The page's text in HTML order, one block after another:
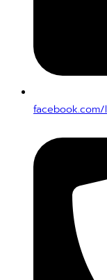
facebook.com/